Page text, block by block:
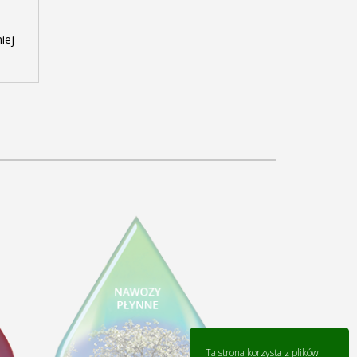
Ta strona korzysta z plików